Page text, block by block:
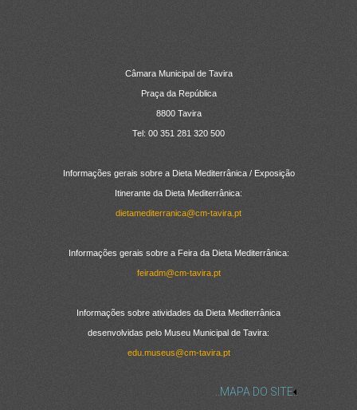
Câmara Municipal de Tavira
Praça da República
8800 Tavira
Tel: 00 351 281 320 500
Informações gerais sobre a Dieta Mediterrânica / Exposição
Itinerante da Dieta Mediterrânica:
dietamediterranica@cm-tavira.pt
Informações gerais sobre a Feira da Dieta Mediterrânica:
feiradm@cm-tavira.pt
Informações sobre atividades da Dieta Mediterrânica
desenvolvidas pelo Museu Municipal de Tavira:
edu.museus@cm-tavira.pt
..MAPA DO SITE..